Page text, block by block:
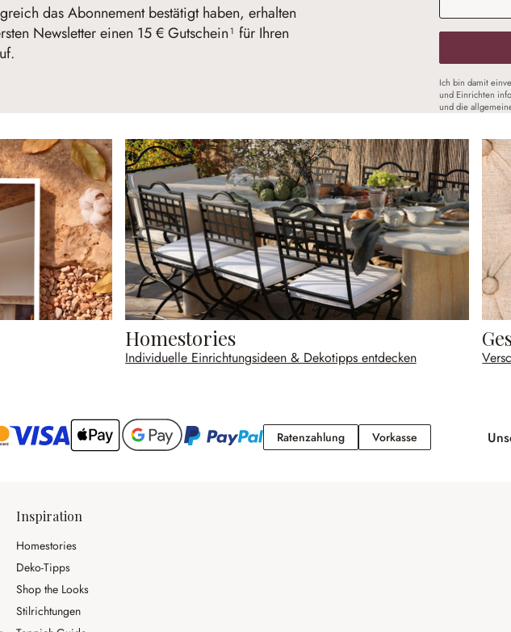
das Abonnement bestätigt haben, erhalten
Newsletter einen 15 € Gutschein¹ für Ihren
Ich bin damit
und Einrichten
und die
Homestories
Individuelle Einrichtungsideen & Dekotipps entdecken
RatenzahlungRatenzahlung
VorkasseVorkasse
Inspiration
Homestories
Deko-Tipps
Shop the Looks
Stilrichtungen